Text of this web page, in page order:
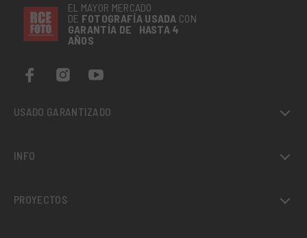
EL MAYOR MERCADO
DE FOTOGRAFÍA USADA CON
GARANTÍA DE HASTA 4
AÑOS
USADO GARANTIZADO
INFO
PROYECTOS